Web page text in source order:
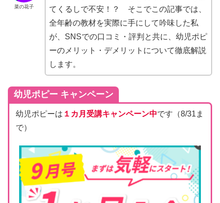
菜の花子
てくるしで不安！？ そこでこの記事では、
全年齢の教材を実際に手にして吟味した私
が、SNSでの口コミ・評判と共に、幼児ポピ
ーのメリット・デメリットについて徹底解説
します。
幼児ポピー キャンペーン
幼児ポピーは １カ月受講キャンペーン中です（8/31ま
で）